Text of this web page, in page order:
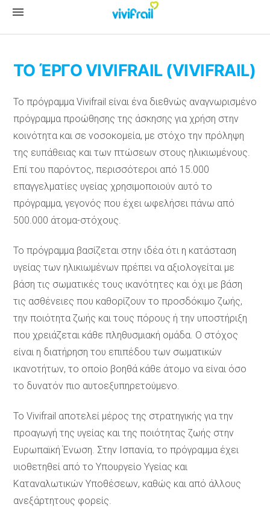
menu
ΤΟ ΈΡΓΟ VIVIFRAIL (VIVIFRAIL)
Το πρόγραμμα Vivifrail είναι ένα διεθνώς αναγνωρισμένο
πρόγραμμα προώθησης της άσκησης για χρήση στην
κοινότητα και σε νοσοκομεία, με στόχο την πρόληψη
της ευπάθειας και των πτώσεων στους ηλικιωμένους.
Επί του παρόντος, περισσότεροι από 15.000
επαγγελματίες υγείας χρησιμοποιούν αυτό το
πρόγραμμα, γεγονός που έχει ωφελήσει πάνω από
500.000 άτομα-στόχους.
Το πρόγραμμα βασίζεται στην ιδέα ότι η κατάσταση
υγείας των ηλικιωμένων πρέπει να αξιολογείται με
βάση τις σωματικές τους ικανότητες και όχι με βάση
τις ασθένειες που καθορίζουν το προσδόκιμο ζωής,
την ποιότητα ζωής και τους πόρους ή την υποστήριξη
που χρειάζεται κάθε πληθυσμιακή ομάδα. Ο στόχος
είναι η διατήρηση του επιπέδου των σωματικών
ικανοτήτων, το οποίο βοηθά κάθε άτομο να είναι όσο
το δυνατόν πιο αυτοεξυπηρετούμενο.
Το Vivifrail αποτελεί μέρος της στρατηγικής για την
προαγωγή της υγείας και της ποιότητας ζωής στην
Ευρωπαϊκή Ένωση. Στην Ισπανία, το πρόγραμμα έχει
υιοθετηθεί από το Υπουργείο Υγείας και
Καταναλωτικών Υποθέσεων, καθώς και από άλλους
ανεξάρτητους φορείς.